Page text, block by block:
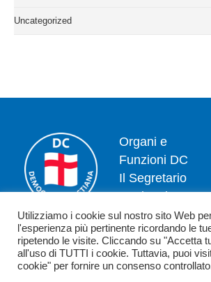
Uncategorized
Organi e
Funzioni DC
Il Segretario
Nazionale
Dipartimenti
News
Contatti
Utilizziamo i cookie sul nostro sito Web
l'esperienza più pertinente ricordando le
ripetendo le visite. Cliccando su "Accetta
all'uso di TUTTI i cookie. Tuttavia, puoi
cookie" per fornire un consenso